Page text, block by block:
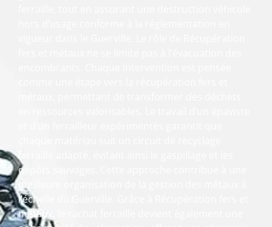
ferraille adapté, évitant ainsi le gaspillage et les
dépôts sauvages. Cette approche contribue à une
meilleure organisation de la gestion des métaux à
l’échelle du Guerville. Grâce à Récupération fers et
métaux, le rachat ferraille devient également une